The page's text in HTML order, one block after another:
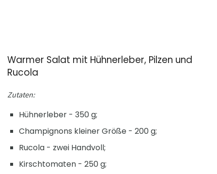
Warmer Salat mit Hühnerleber, Pilzen und
Rucola
Zutaten:
Hühnerleber - 350 g;
Champignons kleiner Größe - 200 g;
Rucola - zwei Handvoll;
Kirschtomaten - 250 g;